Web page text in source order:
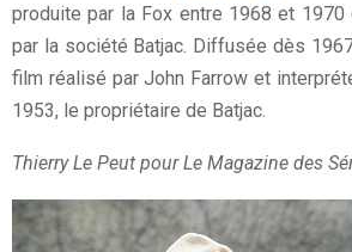
produite par la Fox entre 1968 et 1970
par la société Batjac. Diffusée dès
film réalisé par John Farrow et
1953, le propriétaire de Batjac.
Thierry Le Peut pour Le Magazine des